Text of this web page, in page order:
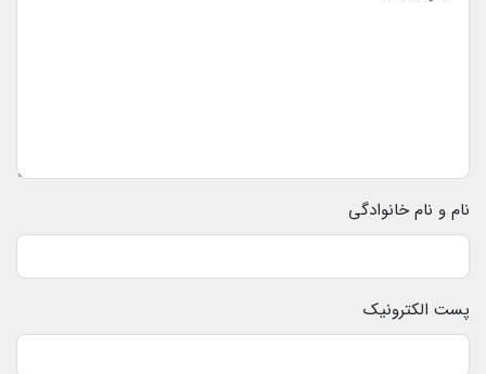
نام و نام خانوادگی
پست الکترونیک